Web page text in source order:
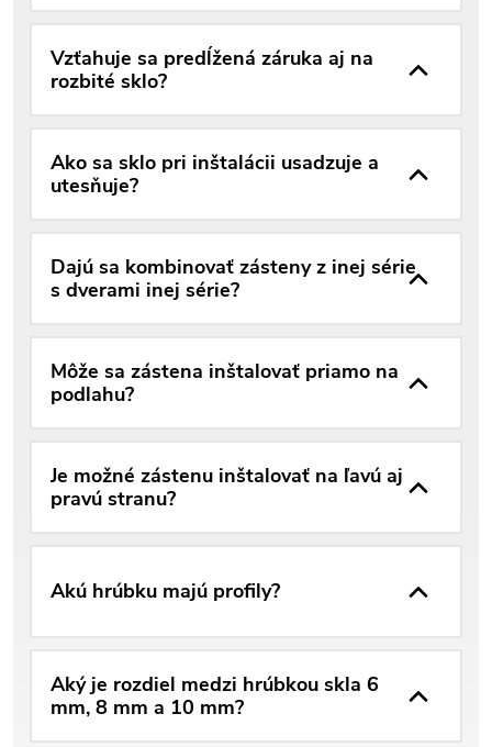
Vzťahuje sa predĺžená záruka aj na
rozbité sklo?
Ako sa sklo pri inštalácii usadzuje a
utesňuje?
Dajú sa kombinovať zásteny z inej série
s dverami inej série?
Môže sa zástena inštalovať priamo na
podlahu?
Je možné zástenu inštalovať na ľavú aj
pravú stranu?
Akú hrúbku majú profily?
Aký je rozdiel medzi hrúbkou skla 6
mm, 8 mm a 10 mm?